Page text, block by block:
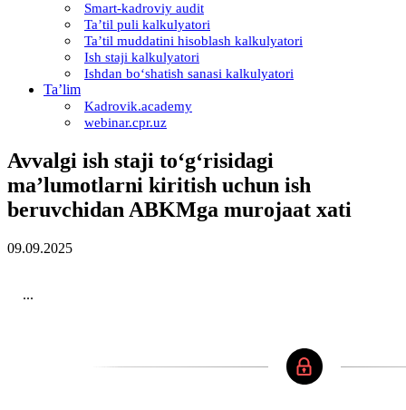
Smart-kadroviy audit
Ta’til puli kalkulyatori
Ta’til muddatini hisoblash kalkulyatori
Ish staji kalkulyatori
Ishdan boʻshatish sanasi kalkulyatori
Ta’lim
Kadrovik.academy
webinar.cpr.uz
Avvalgi ish staji toʻgʻrisidagi
ma’lumotlarni kiritish uchun ish
beruvchidan ABKMga murojaat хati
09.09.2025
...